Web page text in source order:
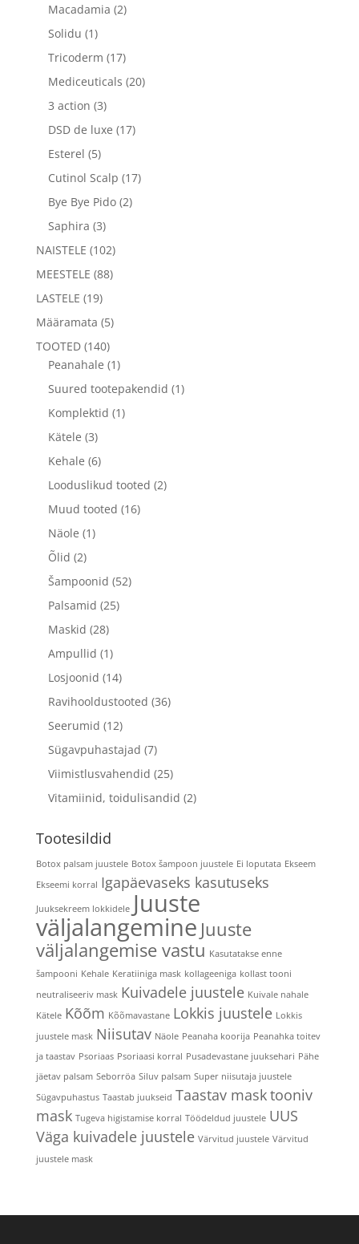
Macadamia (2)
Solidu (1)
Tricoderm (17)
Mediceuticals (20)
3 action (3)
DSD de luxe (17)
Esterel (5)
Cutinol Scalp (17)
Bye Bye Pido (2)
Saphira (3)
NAISTELE (102)
MEESTELE (88)
LASTELE (19)
Määramata (5)
TOOTED (140)
Peanahale (1)
Suured tootepakendid (1)
Komplektid (1)
Kätele (3)
Kehale (6)
Looduslikud tooted (2)
Muud tooted (16)
Näole (1)
Õlid (2)
Šampoonid (52)
Palsamid (25)
Maskid (28)
Ampullid (1)
Losjoonid (14)
Ravihooldustooted (36)
Seerumid (12)
Sügavpuhastajad (7)
Viimistlusvahendid (25)
Vitamiinid, toidulisandid (2)
Tootesildid
Botox palsam juustele Botox šampoon juustele Ei loputata Ekseem
Ekseemi korral Igapäevaseks kasutuseks
Juuksekreem lokkidele Juuste
väljalangemine Juuste
väljalangemise vastu Kasutatakse enne
šampooni Kehale Keratiiniga mask kollageeniga kollast tooni
neutraliseeriv mask Kuivadele juustele Kuivale nahale
Kätele Kõõm Kõõmavastane Lokkis juustele Lokkis
juustele mask Niisutav Näole Peanaha koorija Peanahka toitev
ja taastav Psoriaas Psoriaasi korral Pusadevastane juuksehari Pähe
jäetav palsam Seborröa Siluv palsam Super niisutaja juustele
Sügavpuhastus Taastab juukseid Taastav masktooniv
mask Tugeva higistamise korral Töödeldud juustele UUS
Väga kuivadele juustele Värvitud juustele Värvitud
juustele mask